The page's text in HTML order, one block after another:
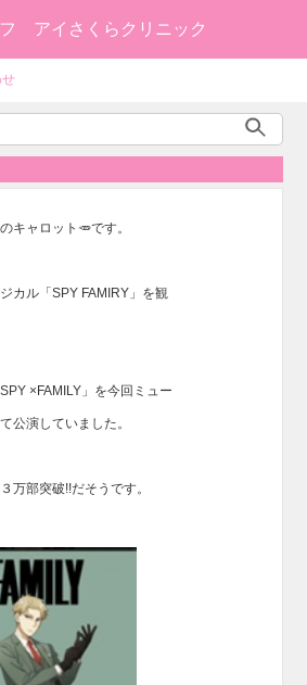
アイさくらクリニック
せ
キャロット🥕です。
カル「SPY FAMIRY」を観
×FAMILY」を今回ミュー
公演していました。
万部突破!!だそうです。